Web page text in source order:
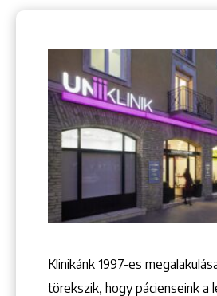
Klinikánk 1997-­es
törekszik, hogy pácienseink a